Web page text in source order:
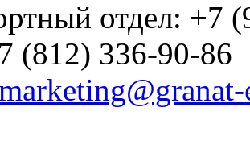
отдел: +7
(812) 336-90-86